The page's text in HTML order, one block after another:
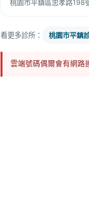
桃園市平鎮區忠孝路198
看更多診所： 桃園市平鎮
雲端號碼偶爾會有網路